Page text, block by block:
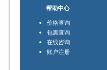
帮助中心
价格查询
包裹查询
在线咨询
账户注册